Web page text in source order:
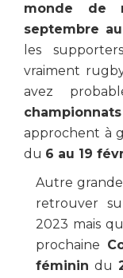
monde de
septembre
les
vraiment
avez
approchent à
du 6 au 19
Autre
retrouver
2023 mais
prochaine
féminin du